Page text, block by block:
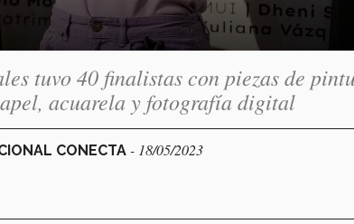
tuvo 40 finalistas con piezas de
acuarela y fotografía digital
CONECTA - 18/05/2023